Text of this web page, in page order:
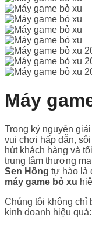
Máy
Trong kỷ nguyên
vui chơi hấp dẫn, sôi
hút khách hàng và
trung tâm thương
Sen Hồng tự hào là
máy game bỏ xu
Chúng tôi không chỉ
kinh doanh hiệu quả: